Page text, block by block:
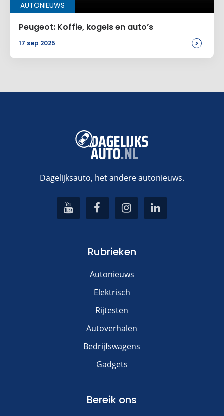
AUTONIEUWS
Peugeot: Koffie, kogels en auto’s
17 sep 2025 >
Dagelijksauto, het andere autonieuws.
Rubrieken
Autonieuws
Elektrisch
Rijtesten
Autoverhalen
Bedrijfswagens
Gadgets
Bereik ons